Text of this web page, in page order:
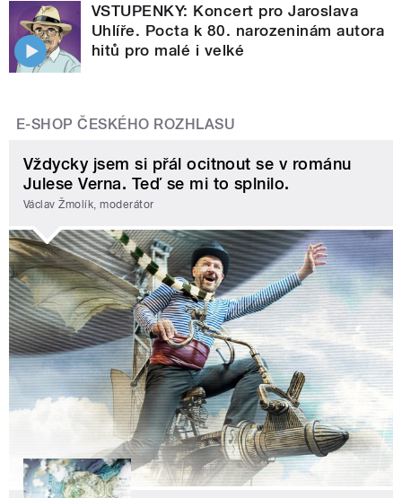
VSTUPENKY: Koncert pro Jaroslava
Uhlíře. Pocta k 80. narozeninám autora
hitů pro malé i velké
E-SHOP ČESKÉHO ROZHLASU
Vždycky jsem si přál ocitnout se v románu
Julese Verna. Teď se mi to splnilo.
Václav Žmolík, moderátor